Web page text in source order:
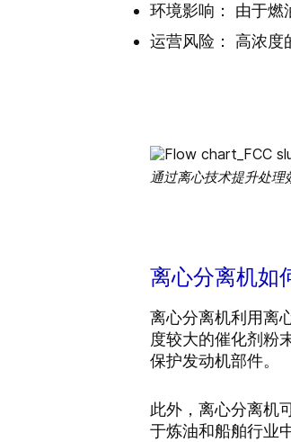
环境影响： 由于燃
运营风险： 高浓度
通过离心技术提升处理
离心分离机如
离心分离机利用离
度较大的催化剂粉
保护发动机部件。
此外，离心分离机
于炼油和船舶行业